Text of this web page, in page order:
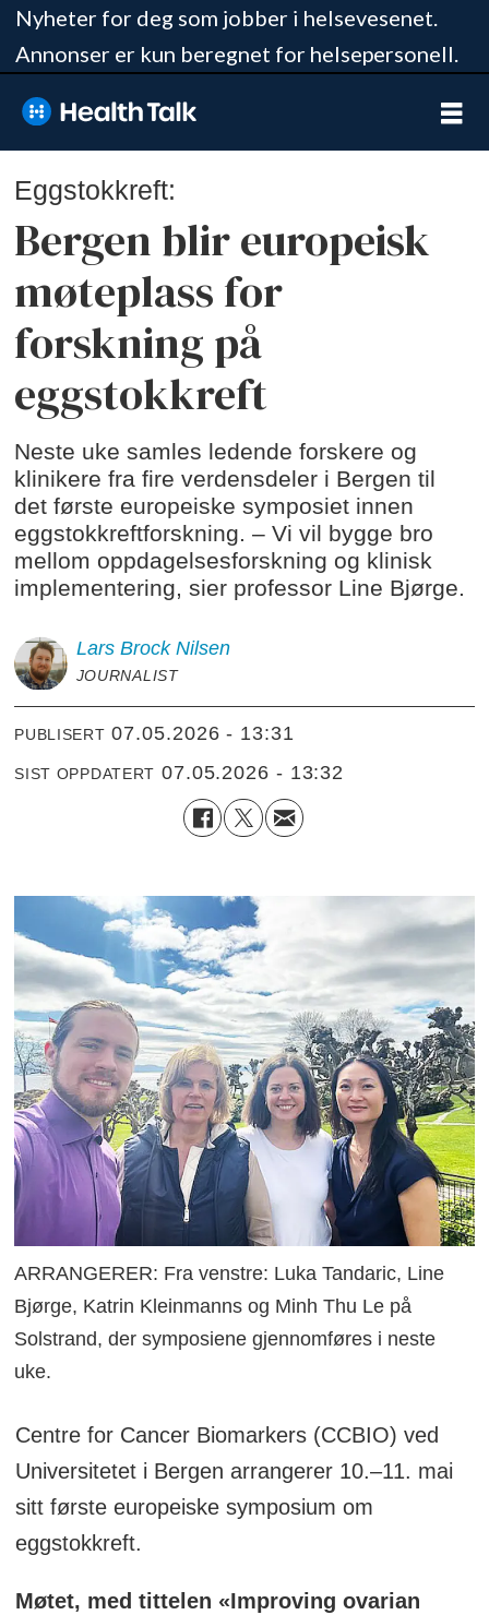
Nyheter for deg som jobber i helsevesenet.
Annonser er kun beregnet for helsepersonell.
Eggstokkreft:
Bergen blir europeisk
møteplass for
forskning på
eggstokkreft
Neste uke samles ledende forskere og
klinikere fra fire verdensdeler i Bergen til
det første europeiske symposiet innen
eggstokkreftforskning. – Vi vil bygge bro
mellom oppdagelsesforskning og klinisk
implementering, sier professor Line Bjørge.
Lars Brock Nilsen
JOURNALIST
PUBLISERT 07.05.2026 - 13:31
SIST OPPDATERT 07.05.2026 - 13:32
ARRANGERER: Fra venstre: Luka Tandaric, Line
Bjørge, Katrin Kleinmanns og Minh Thu Le på
Solstrand, der symposiene gjennomføres i neste
uke.
Centre for Cancer Biomarkers (CCBIO) ved
Universitetet i Bergen arrangerer 10.–11. mai
sitt første europeiske symposium om
eggstokkreft.
Møtet, med tittelen «Improving ovarian